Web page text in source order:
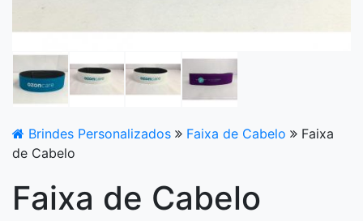
Brindes Personalizados Faixa de Cabelo
Faixa
de Cabelo
Faixa de Cabelo